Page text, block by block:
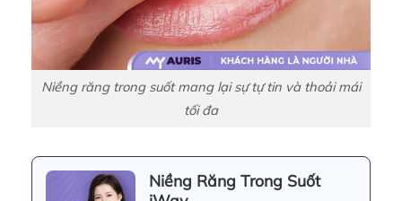
Niềng răng trong suốt mang lại sự tự tin và thoải mái
tối đa
Niềng Răng Trong Suốt